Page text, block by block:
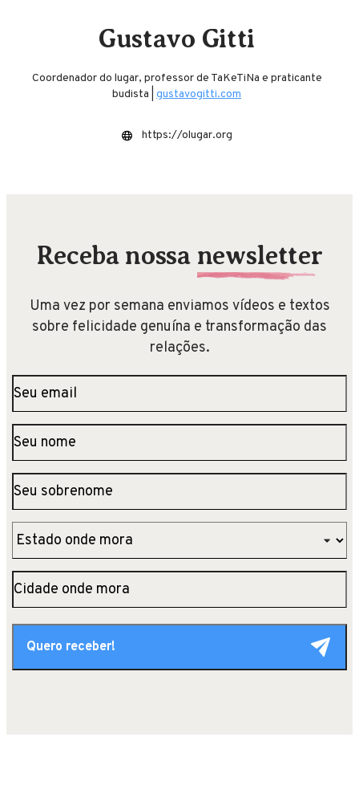
Gustavo Gitti
Coordenador do lugar, professor de TaKeTiNa e praticante
budista | gustavogitti.com
https://olugar.org
Receba nossa newsletter
Uma vez por semana enviamos vídeos e textos
sobre felicidade genuína e transformação das
relações.